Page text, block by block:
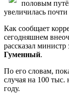
половым
увеличилась почти
Как сообщает
сегодняшнем
рассказал
Гуменный.
По его словам,
случая на 100 тыс.
году.